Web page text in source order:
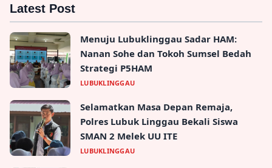
Latest Post
Menuju Lubuklinggau Sadar HAM:
Nanan Sohe dan Tokoh Sumsel Bedah
Strategi P5HAM
LUBUKLINGGAU
Selamatkan Masa Depan Remaja,
Polres Lubuk Linggau Bekali Siswa
SMAN 2 Melek UU ITE
LUBUKLINGGAU